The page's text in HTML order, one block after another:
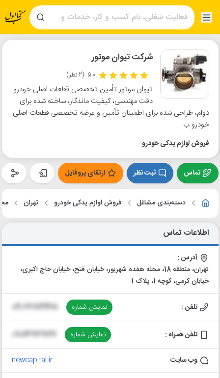
شرکت تیوان موتور
5.0 (2 نظر)
تیوان موتور تأمین تخصصی قطعات اصلی خودرو
دقت مهندسی، کیفیت ماندگار، ساخته شده برای
دوام، طراحی شده برای اطمینان تأمین و عرضه تخصصی قطعات اصلی
خودرو ب
فروش لوازم یدکی خودرو
تماس ثبت نظر ارتقای پروفایل
دسته‌بندی مشاغل فروش لوازم یدکی خودرو تهران
اطلاعات تماس
آدرس :
تهران، منطقه 18، محله هفده شهریور، خیابان فتح، خیابان حاج اکبری،
خیابان کرمی، کوچه 1، پلاک 1
تلفن : نمایش شماره 021-66822418
تلفن همراه : نمایش شماره 09046969199
وب سایت newcapital.ir